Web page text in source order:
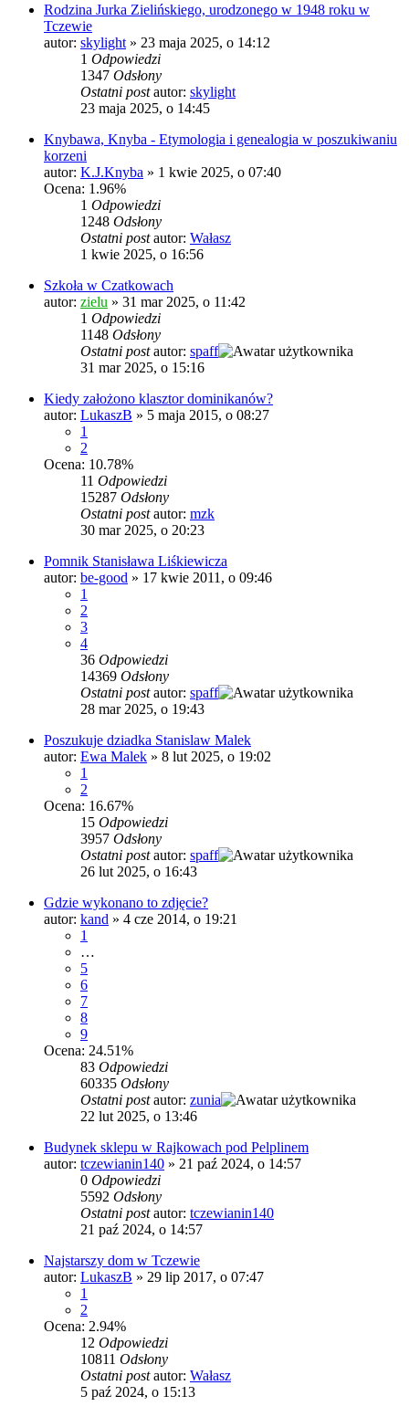
Rodzina Jurka Zielińskiego, urodzonego w 1948 roku w
Tczewie
autor: skylight » 23 maja 2025, o 14:12
1 Odpowiedzi
1347 Odsłony
Ostatni postautor: skylight
23 maja 2025, o 14:45
Knybawa, Knyba - Etymologia i genealogia w poszukiwaniu
korzeni
autor: K.J.Knyba » 1 kwie 2025, o 07:40
Ocena: 1.96%
1 Odpowiedzi
1248 Odsłony
Ostatni postautor: Wałasz
1 kwie 2025, o 16:56
Szkoła w Czatkowach
autor: zielu » 31 mar 2025, o 11:42
1 Odpowiedzi
1148 Odsłony
Ostatni postautor: spaff
31 mar 2025, o 15:16
Kiedy założono klasztor dominikanów?
autor: LukaszB » 5 maja 2015, o 08:27
1
2
Ocena: 10.78%
11 Odpowiedzi
15287 Odsłony
Ostatni postautor: mzk
30 mar 2025, o 20:23
Pomnik Stanisława Liśkiewicza
autor: be-good » 17 kwie 2011, o 09:46
1
2
3
4
36 Odpowiedzi
14369 Odsłony
Ostatni postautor: spaff
28 mar 2025, o 19:43
Poszukuje dziadka Stanislaw Malek
autor: Ewa Malek » 8 lut 2025, o 19:02
1
2
Ocena: 16.67%
15 Odpowiedzi
3957 Odsłony
Ostatni postautor: spaff
26 lut 2025, o 16:43
Gdzie wykonano to zdjęcie?
autor: kand » 4 cze 2014, o 19:21
1
…
5
6
7
8
9
Ocena: 24.51%
83 Odpowiedzi
60335 Odsłony
Ostatni postautor: zunia
22 lut 2025, o 13:46
Budynek sklepu w Rajkowach pod Pelplinem
autor: tczewianin140 » 21 paź 2024, o 14:57
0 Odpowiedzi
5592 Odsłony
Ostatni postautor: tczewianin140
21 paź 2024, o 14:57
Najstarszy dom w Tczewie
autor: LukaszB » 29 lip 2017, o 07:47
1
2
Ocena: 2.94%
12 Odpowiedzi
10811 Odsłony
Ostatni postautor: Wałasz
5 paź 2024, o 15:13